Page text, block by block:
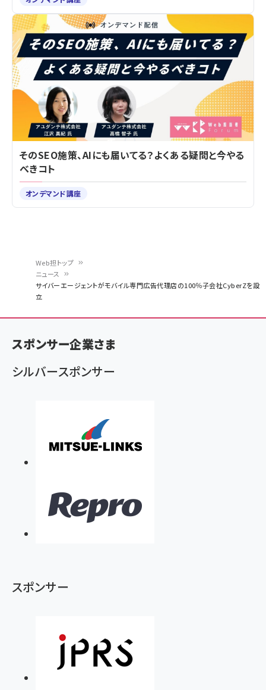
く
ず
Web担トップ
ニュース
サイバーエージェントがモバイル専門広告代理店の100％子会社CyberZを設
立
そのSEO施策、AIにも届いてる？よくある疑問と今やる
べきコト
オンデマンド講座
スポンサー企業さま
シルバースポンサー
スポンサー